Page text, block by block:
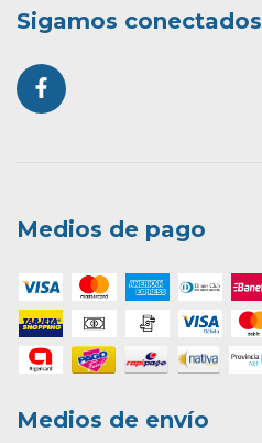
Sigamos conectados
Medios de pago
Medios de envío